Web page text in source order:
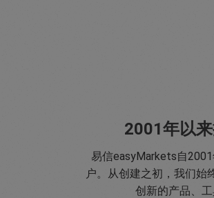
2001年以
易信easyMarkets自
户。从创建之初，我们始
创新的产品、工